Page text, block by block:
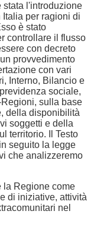
stata l'introduzione
Italia per ragioni di
è stato
controllare il flusso
con decreto
provvedimento
con vari
Interno, Bilancio e
sociale,
sulla base
della disponibilità
soggetti e della
territorio. Il Testo
seguito la legge
che analizzeremo
la Regione come
di iniziative, attività
nel